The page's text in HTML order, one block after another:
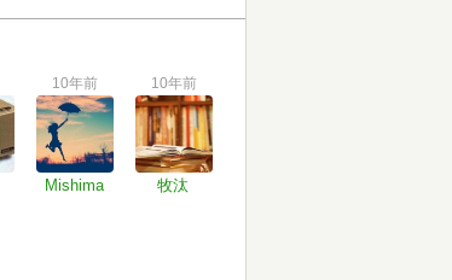
10年前
Mishima
10年前
牧汰